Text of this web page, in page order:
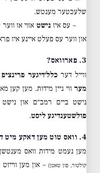
שלעכטער מענטש.
– עס איז נישט אזוי אז
און ווער עס פעלט איינע איז
3. פארוואס?
ווייל דער כלל׳דיגער פרינציפ
מערווי ניין מידות. מען קען
נישט ביים רמב״ם און
פולשטענדיגע ליסט.
4. וואס טוט מען דאקע מיט דער ליסט?
מען נעמט מידות וואס
קולטור, פון טאטן) – און מען